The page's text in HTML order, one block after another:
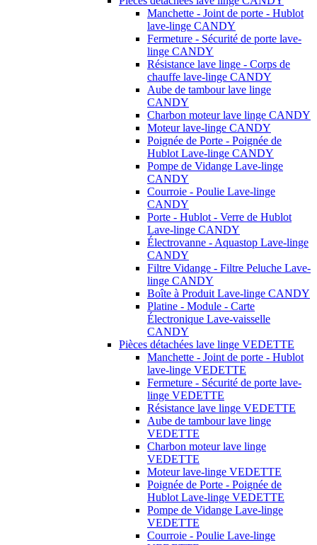
Manchette - Joint de porte - Hublot
lave-linge CANDY
Fermeture - Sécurité de porte lave-
linge CANDY
Résistance lave linge - Corps de
chauffe lave-linge CANDY
Aube de tambour lave linge
CANDY
Charbon moteur lave linge CANDY
Moteur lave-linge CANDY
Poignée de Porte - Poignée de
Hublot Lave-linge CANDY
Pompe de Vidange Lave-linge
CANDY
Courroie - Poulie Lave-linge
CANDY
Porte - Hublot - Verre de Hublot
Lave-linge CANDY
Électrovanne - Aquastop Lave-linge
CANDY
Filtre Vidange - Filtre Peluche Lave-
linge CANDY
Boîte à Produit Lave-linge CANDY
Platine - Module - Carte
Électronique Lave-vaisselle
CANDY
Pièces détachées lave linge VEDETTE
Manchette - Joint de porte - Hublot
lave-linge VEDETTE
Fermeture - Sécurité de porte lave-
linge VEDETTE
Résistance lave linge VEDETTE
Aube de tambour lave linge
VEDETTE
Charbon moteur lave linge
VEDETTE
Moteur lave-linge VEDETTE
Poignée de Porte - Poignée de
Hublot Lave-linge VEDETTE
Pompe de Vidange Lave-linge
VEDETTE
Courroie - Poulie Lave-linge